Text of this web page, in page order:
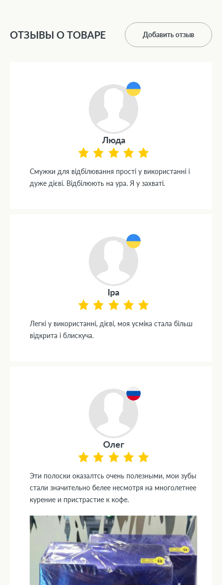
ОТЗЫВЫ О ТОВАРЕ Добавить отзыв
Люда
Смужки для відбілювання прості у використанні і
дуже дієві. Відбілюють на ура. Я у захваті.
Іра
Легкі у використанні, дієві, моя усміка стала більш
відкрита і блискуча.
Олег
Эти полоски оказалтсь очень полезными, мои зубы
стали значительно белее несмотря на многолетнее
курение и пристрастие к кофе.